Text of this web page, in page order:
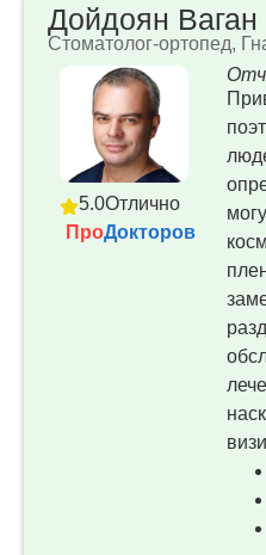
Дойдоян Ваган
Стоматолог-ортопед,
5.0Отлично
ПроДокторов